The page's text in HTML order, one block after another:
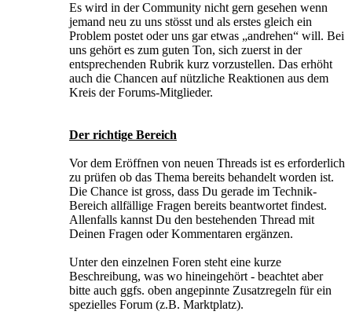
Es wird in der Community nicht gern gesehen wenn
jemand neu zu uns stösst und als erstes gleich ein
Problem postet oder uns gar etwas „andrehen“ will. Bei
uns gehört es zum guten Ton, sich zuerst in der
entsprechenden Rubrik kurz vorzustellen. Das erhöht
auch die Chancen auf nützliche Reaktionen aus dem
Kreis der Forums-Mitglieder.
Der richtige Bereich
Vor dem Eröffnen von neuen Threads ist es erforderlich
zu prüfen ob das Thema bereits behandelt worden ist.
Die Chance ist gross, dass Du gerade im Technik-
Bereich allfällige Fragen bereits beantwortet findest.
Allenfalls kannst Du den bestehenden Thread mit
Deinen Fragen oder Kommentaren ergänzen.
Unter den einzelnen Foren steht eine kurze
Beschreibung, was wo hineingehört - beachtet aber
bitte auch ggfs. oben angepinnte Zusatzregeln für ein
spezielles Forum (z.B. Marktplatz).